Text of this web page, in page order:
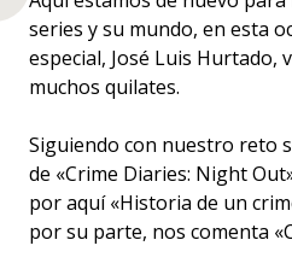
series y su mundo, en esta
especial, José Luis Hurtado,
muchos quilates.
Siguiendo con nuestro reto
de «Crime Diaries: Night
por aquí «Historia de un
por su parte, nos comenta